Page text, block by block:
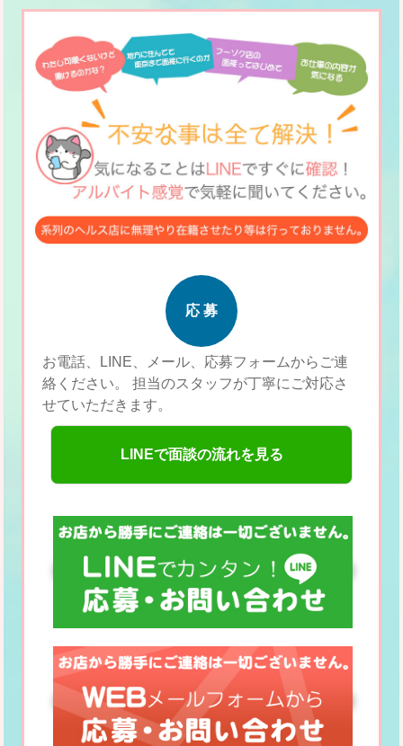
応 募
お電話、LINE、メール、応募フォームからご連
絡ください。
担当のスタッフが丁寧にご対応さ
せていただきます。
LINEで面談の流れを見る